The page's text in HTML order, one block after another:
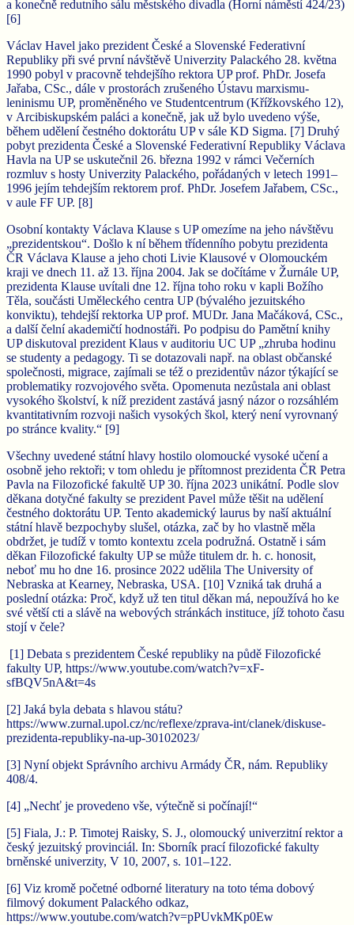
a konečně redutního sálu městského divadla (Horní náměstí 424/23)
[6]
Václav Havel jako prezident České a Slovenské Federativní
Republiky při své první návštěvě Univerzity Palackého 28. května
1990 pobyl v pracovně tehdejšího rektora UP prof. PhDr. Josefa
Jařaba, CSc., dále v prostorách zrušeného Ústavu marxismu-
leninismu UP, proměněného ve Studentcentrum (Křížkovského 12),
v Arcibiskupském paláci a konečně, jak už bylo uvedeno výše,
během udělení čestného doktorátu UP v sále KD Sigma. [7] Druhý
pobyt prezidenta České a Slovenské Federativní Republiky Václava
Havla na UP se uskutečnil 26. března 1992 v rámci Večerních
rozmluv s hosty Univerzity Palackého, pořádaných v letech 1991–
1996 jejím tehdejším rektorem prof. PhDr. Josefem Jařabem, CSc.,
v aule FF UP. [8]
Osobní kontakty Václava Klause s UP omezíme na jeho návštěvu
„prezidentskou“. Došlo k ní během třídenního pobytu prezidenta
ČR Václava Klause a jeho choti Livie Klausové v Olomouckém
kraji ve dnech 11. až 13. října 2004. Jak se dočítáme v Žurnále UP,
prezidenta Klause uvítali dne 12. října toho roku v kapli Božího
Těla, součásti Uměleckého centra UP (bývalého jezuitského
konviktu), tehdejší rektorka UP prof. MUDr. Jana Mačáková, CSc.,
a další čelní akademičtí hodnostáři. Po podpisu do Pamětní knihy
UP diskutoval prezident Klaus v auditoriu UC UP „zhruba hodinu
se studenty a pedagogy. Ti se dotazovali např. na oblast občanské
společnosti, migrace, zajímali se též o prezidentův názor týkající se
problematiky rozvojového světa. Opomenuta nezůstala ani oblast
vysokého školství, k níž prezident zastává jasný názor o rozsáhlém
kvantitativním rozvoji našich vysokých škol, který není vyrovnaný
po stránce kvality.“ [9]
Všechny uvedené státní hlavy hostilo olomoucké vysoké učení a
osobně jeho rektoři; v tom ohledu je přítomnost prezidenta ČR Petra
Pavla na Filozofické fakultě UP 30. října 2023 unikátní. Podle slov
děkana dotyčné fakulty se prezident Pavel může těšit na udělení
čestného doktorátu UP. Tento akademický laurus by naší aktuální
státní hlavě bezpochyby slušel, otázka, zač by ho vlastně měla
obdržet, je tudíž v tomto kontextu zcela podružná. Ostatně i sám
děkan Filozofické fakulty UP se může titulem dr. h. c. honosit,
neboť mu ho dne 16. prosince 2022 udělila The University of
Nebraska at Kearney, Nebraska, USA. [10] Vzniká tak druhá a
poslední otázka: Proč, když už ten titul děkan má, nepoužívá ho ke
své větší cti a slávě na webových stránkách instituce, jíž tohoto času
stojí v čele?
[1] Debata s prezidentem České republiky na půdě Filozofické
fakulty UP, https://www.youtube.com/watch?v=xF-
sfBQV5nA&t=4s
[2] Jaká byla debata s hlavou státu?
https://www.zurnal.upol.cz/nc/reflexe/zprava-int/clanek/diskuse-
prezidenta-republiky-na-up-30102023/
[3] Nyní objekt Správního archivu Armády ČR, nám. Republiky
408/4.
[4] „Nechť je provedeno vše, výtečně si počínají!“
[5] Fiala, J.: P. Timotej Raisky, S. J., olomoucký univerzitní rektor a
český jezuitský provinciál. In: Sborník prací filozofické fakulty
brněnské univerzity, V 10, 2007, s. 101–122.
[6] Viz kromě početné odborné literatury na toto téma dobový
filmový dokument Palackého odkaz,
https://www.youtube.com/watch?v=pPUvkMKp0Ew